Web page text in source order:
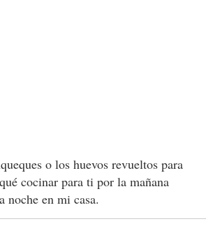
o los huevos revueltos para
cocinar para ti por la mañana
noche en mi casa.